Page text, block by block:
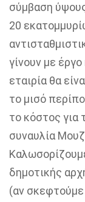
σύμβαση
20
γίνουν με
εταιρία θα
το μισό
το κόστος για
συναυλία
δημοτικής
(αν